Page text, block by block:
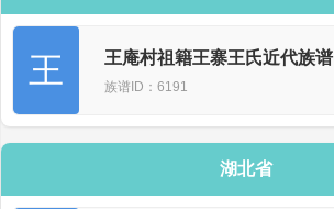
王 王庵村祖籍王寨王氏近代族谱
族谱ID：6191
湖北省